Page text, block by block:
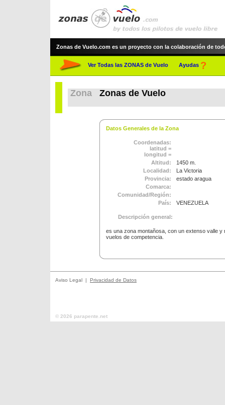
Zonas de Vuelo.com es un proyecto con la colaboración de
Ver Todas las ZONAS de Vuelo Ayudas ?
Zona Zonas de Vuelo
Datos Generales de la Zona
Coordenadas:
latitud =
longitud =
Altitud:
1450 m.
Localidad:
La Victoria
Provincia:
estado aragua
Comarca:
Comunidad/Región:
País:
VENEZUELA
Descripción general:
es una zona montañosa, con un extenso valle
vuelos de competencia.
Aviso Legal | Privacidad de Datos
© 2026 parapente.net